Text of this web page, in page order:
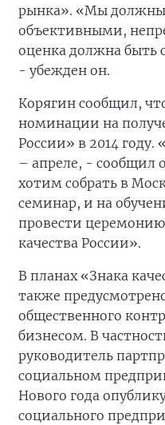
рынка». «Мы
объективными,
оценка должна быть
- убежден он.
Корягин сообщил,
номинации на
России» в 2014 году.
– апреле, - сообщил
хотим собрать в
семинар, и на
провести
качества России».
В планах «Знака
также
общественного
бизнесом. В
руководитель
социальном
Нового года
социального